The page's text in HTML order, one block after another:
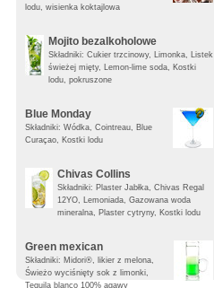
lodu, wisienka koktajlowa
Mojito bezalkoholowe
Składniki: Cukier trzcinowy, Limonka, Listek
świeżej mięty, Lemon-lime soda, Kostki
lodu, pokruszone
Blue Monday
Składniki: Wódka, Cointreau, Blue
Curaçao, Kostki lodu
Chivas Collins
Składniki: Plaster Jabłka, Chivas Regal
12YO, Lemoniada, Gazowana woda
mineralna, Plaster cytryny, Kostki lodu
Green mexican
Składniki: Midori®, likier z melona,
Świeżo wyciśnięty sok z limonki,
Tequila blanco 100% agawy